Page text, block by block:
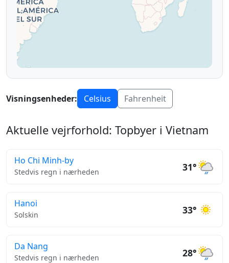
Visningsenheder: Celsius Fahrenheit
Aktuelle vejrforhold: Topbyer i Vietnam
Ho Chi Minh-by
Stedvis regn i nærheden 31°
Hanoi
Solskin 33°
Da Nang
Stedvis regn i nærheden 28°